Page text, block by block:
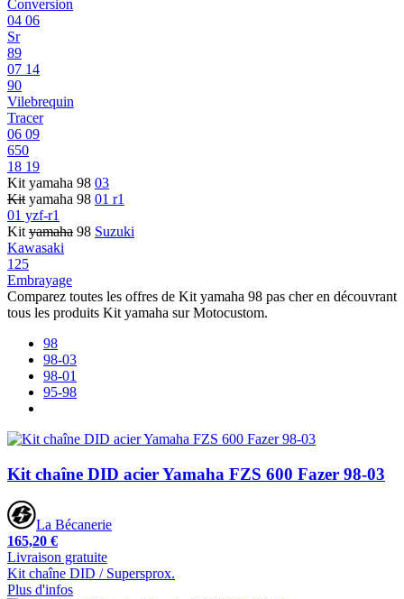
Conversion
04 06
Sr
89
07 14
90
Vilebrequin
Tracer
06 09
650
18 19
Kit yamaha 98 03
Kit yamaha 98 01 r1
01 yzf-r1
Kit yamaha 98 Suzuki
Kawasaki
125
Embrayage
Comparez toutes les offres de Kit yamaha 98 pas cher en découvrant
tous les produits Kit yamaha sur Motocustom.
98
98-03
98-01
95-98
Kit chaîne DID acier Yamaha FZS 600 Fazer 98-03
La Bécanerie
165,20 €
Livraison gratuite
Kit chaîne DID / Supersprox.
Plus d'infos